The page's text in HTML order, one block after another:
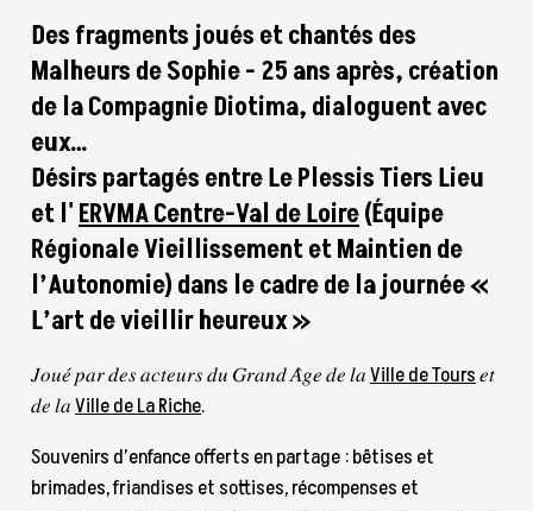
Des fragments joués et chantés des
Malheurs de Sophie - 25 ans après, création
de la Compagnie Diotima, dialoguent avec
eux…
Désirs partagés entre Le Plessis Tiers Lieu
et l' ERVMA Centre-Val de Loire(Équipe
Régionale Vieillissement et Maintien de
l’Autonomie) dans le cadre de la journée «
L’art de vieillir heureux »
𝐽𝑜𝑢𝑒́ 𝑝𝑎𝑟 𝑑𝑒𝑠 𝑎𝑐𝑡𝑒𝑢𝑟𝑠 𝑑𝑢 𝐺𝑟𝑎𝑛𝑑 𝐴̂𝑔𝑒 𝑑𝑒 𝑙𝑎Ville de Tours𝑒𝑡
𝑑𝑒 𝑙𝑎Ville de La Riche.
Souvenirs d’enfance offerts en partage : bêtises et
brimades, friandises et sottises, récompenses et